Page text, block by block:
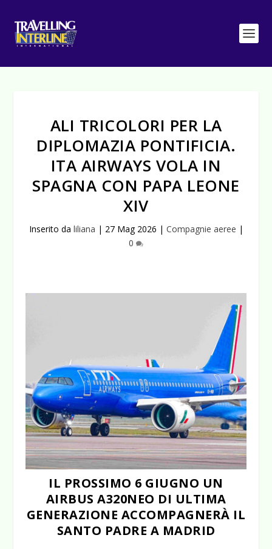
ALI TRICOLORI PER LA
DIPLOMAZIA PONTIFICIA.
ITA AIRWAYS VOLA IN
SPAGNA CON PAPA LEONE
XIV
Inserito da liliana | 27 Mag 2026 | Compagnie aeree |
0
IL PROSSIMO 6 GIUGNO UN
AIRBUS A320NEO DI ULTIMA
GENERAZIONE ACCOMPAGNERÀ IL
SANTO PADRE A MADRID